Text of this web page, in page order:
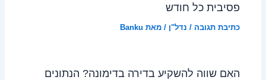
פסיבית כל חודש
כתיבת תגובה / נדל"ן / מאת Banku
האם שווה להשקיע בדירה בדימונה? הנתונים